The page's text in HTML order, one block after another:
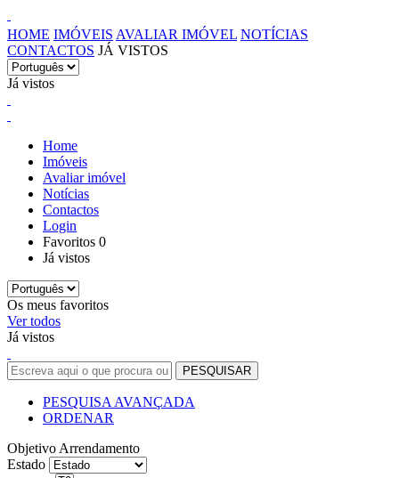
HOME IMÓVEIS AVALIAR IMÓVEL NOTÍCIAS
CONTACTOS JÁ VISTOS
Já vistos
Home
Imóveis
Avaliar imóvel
Notícias
Contactos
Login
Favoritos 0
Já vistos
Os meus favoritos
Ver todos
Já vistos
PESQUISA AVANÇADA
ORDENAR
Objetivo Arrendamento
Estado